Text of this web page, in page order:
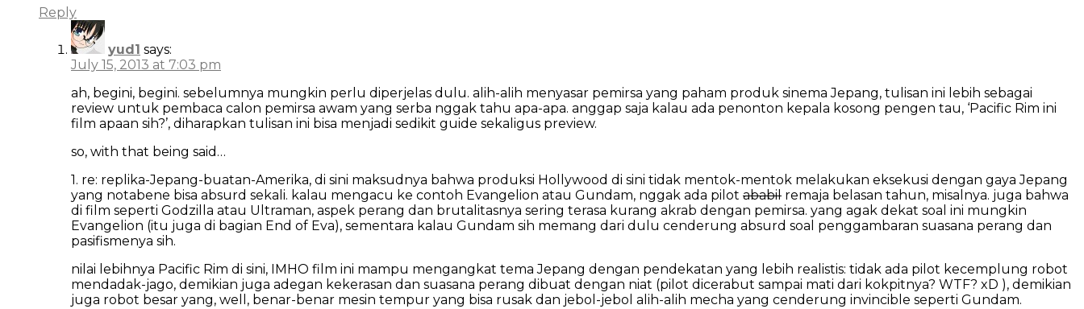
Reply
yud1 says:
July 15, 2013 at 7:03 pm
ah, begini, begini. sebelumnya mungkin perlu diperjelas dulu. alih-alih menyasar pemirsa yang paham produk sinema Jepang, tulisan ini lebih sebagai
review untuk pembaca calon pemirsa awam yang serba nggak tahu apa-apa. anggap saja kalau ada penonton kepala kosong pengen tau, ‘Pacific Rim ini
film apaan sih?’, diharapkan tulisan ini bisa menjadi sedikit guide sekaligus preview.
so, with that being said…
1. re: replika-Jepang-buatan-Amerika, di sini maksudnya bahwa produksi Hollywood di sini tidak mentok-mentok melakukan eksekusi dengan gaya Jepang
yang notabene bisa absurd sekali. kalau mengacu ke contoh Evangelion atau Gundam, nggak ada pilot ababil remaja belasan tahun, misalnya. juga bahwa
di film seperti Godzilla atau Ultraman, aspek perang dan brutalitasnya sering terasa kurang akrab dengan pemirsa. yang agak dekat soal ini mungkin
Evangelion (itu juga di bagian End of Eva), sementara kalau Gundam sih memang dari dulu cenderung absurd soal penggambaran suasana perang dan
pasifismenya sih.
nilai lebihnya Pacific Rim di sini, IMHO film ini mampu mengangkat tema Jepang dengan pendekatan yang lebih realistis: tidak ada pilot kecemplung robot
mendadak-jago, demikian juga adegan kekerasan dan suasana perang dibuat dengan niat (pilot dicerabut sampai mati dari kokpitnya? WTF? xD ), demikian
juga robot besar yang, well, benar-benar mesin tempur yang bisa rusak dan jebol-jebol alih-alih mecha yang cenderung invincible seperti Gundam.